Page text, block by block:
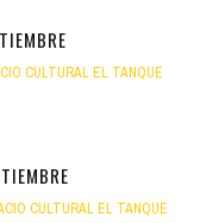
CULTURAL EL TANQUE
CULTURAL EL TANQUE